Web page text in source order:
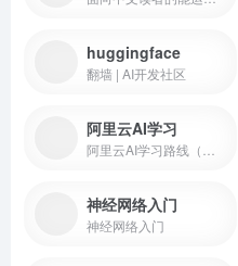
huggingface
翻墙 | AI开发社区
阿里云AI学习
神经网络入门
神经网络入门